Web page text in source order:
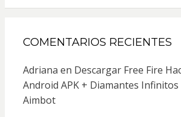
COMENTARIOS RECIENTES
Adriana en Descargar Free Fire
Android APK + Diamantes Infinitos
Aimbot